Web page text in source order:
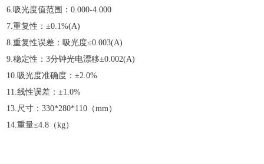
6.吸光度值范围：0.000-4.000
7.重复性：±0.1%(A)
8.重复性误差：吸光度≤0.003(A)
9.稳定性：3分钟光电漂移±0.002(A)
10.吸光度准确度：±2.0%
11.线性误差：±1.0%
13.尺寸：330*280*110（mm）
14.重量≤4.8（kg）